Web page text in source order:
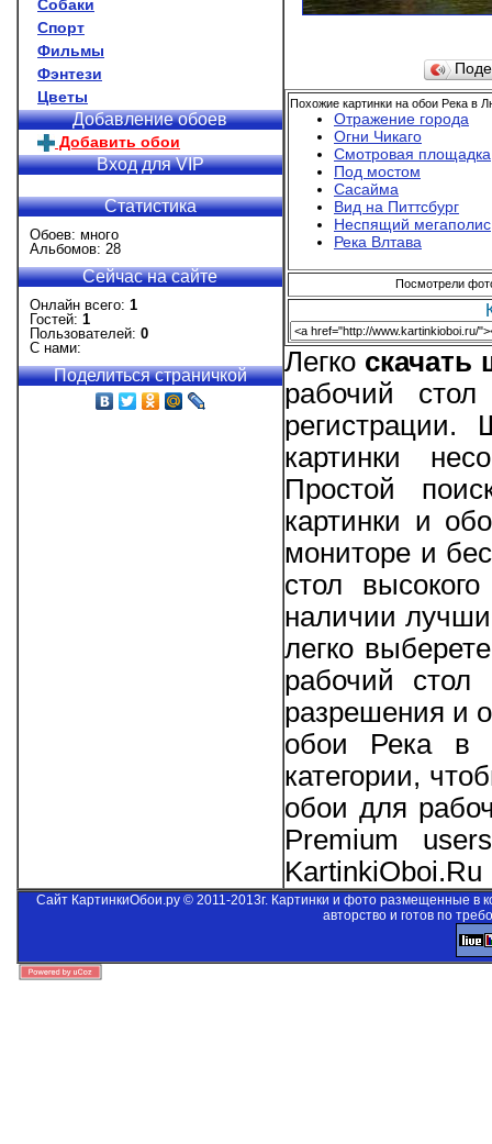
Собаки
Спорт
Фильмы
Фэнтези
Цветы
Добавление обоев
Добавить обои
Вход для VIP
Статистика
Обоев: много
Альбомов: 28
Сейчас на сайте
Онлайн всего: 1
Гостей: 1
Пользователей: 0
С нами:
Поделиться страничкой
Похожие картинки на обои Река в
Отражение города
Огни Чикаго
Смотровая площадка
Под мостом
Сасайма
Вид на Питтсбург
Неспящий мегаполис
Река Влтава
Посмотрели
Легко
рабочий
картинки
Простой
картинки и
мониторе и
стол
наличии
легко
рабочий стол
разрешения и
обои Река в
категории,
обои для
Premium
KartinkiOboi.Ru
Сайт КартинкиОбои.ру © 2011-2013г. Картинки и фото размещенные в
авторство и готов по